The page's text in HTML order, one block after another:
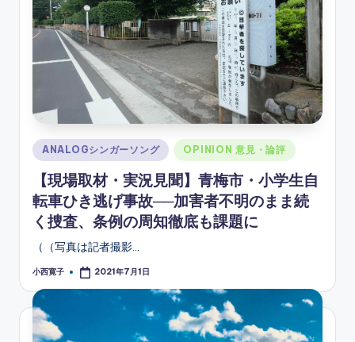
Posted
in
ANALOGシンガーソング OPINION 意見・論評
【現場取材・実況見聞】青梅市・小学生自
転車ひき逃げ事故──加害者不明のまま続
く捜査、条例の周知徹底も課題に
（（写真は記者撮影…
Posted
小西寛子 2021年7月1日